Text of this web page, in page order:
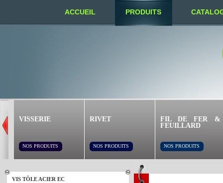
ACCUEIL PRODUITS
VISSERIE
NOS PRODUITS
RIVET
NOS PRODUITS
FIL DE FER &
FEUILLARD
NOS PRODUITS
VIS TÔLE ACIER EC